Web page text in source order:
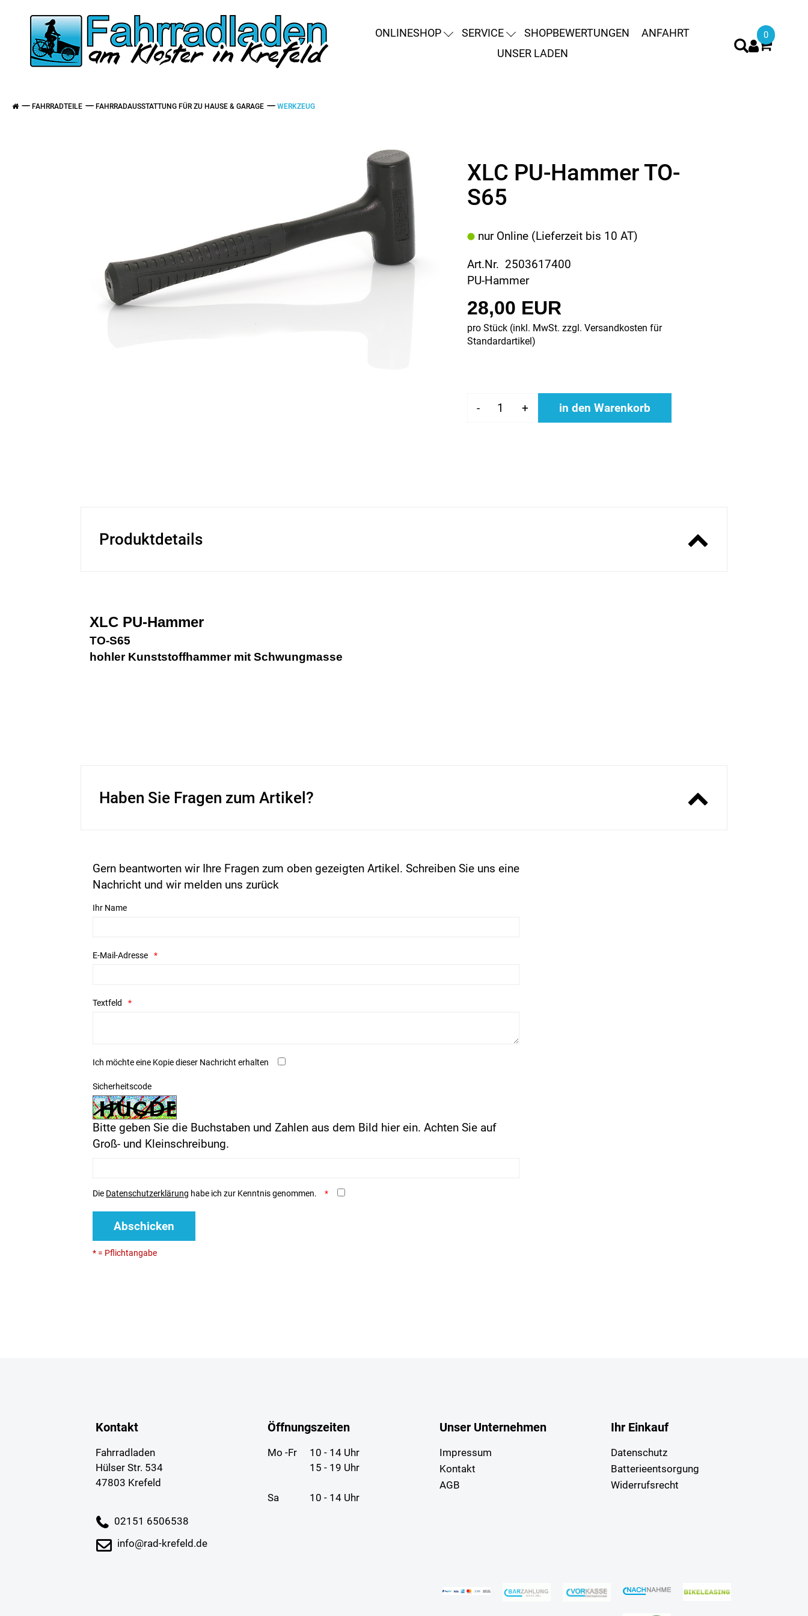
ONLINESHOP SERVICE SHOPBEWERTUNGEN
ANFAHRT
UNSER LADEN
0
FAHRRADTEILE FAHRRADAUSSTATTUNG FÜR ZU HAUSE & GARAGE WERKZEUG
XLC PU-Hammer TO-
S65
nur Online (Lieferzeit bis 10 AT)
Art.Nr. 2503617400
PU-Hammer
28,00 EUR
pro Stück (inkl. MwSt. zzgl. Versandkosten für
Standardartikel)
- + in den Warenkorb
Produktdetails
XLC PU-Hammer
TO-S65
hohler Kunststoffhammer mit Schwungmasse
Haben Sie Fragen zum Artikel?
Gern beantworten wir Ihre Fragen zum oben gezeigten Artikel. Schreiben Sie uns eine
Nachricht und wir melden uns zurück
Ihr Name
E-Mail-Adresse
Textfeld
Ich möchte eine Kopie dieser Nachricht erhalten
Sicherheitscode
Bitte geben Sie die Buchstaben und Zahlen aus dem Bild hier ein. Achten Sie auf
Groß- und Kleinschreibung.
Die Datenschutzerklärung habe ich zur Kenntnis genommen.
Abschicken
* = Pflichtangabe
Kontakt
Fahrradladen
Hülser Str. 534
47803 Krefeld
02151 6506538
info@rad-krefeld.de
Öffnungszeiten
Mo -Fr
10 - 14 Uhr
15 - 19 Uhr
Sa 10 - 14 Uhr
Unser Unternehmen
Impressum
Kontakt
AGB
Ihr Einkauf
Datenschutz
Batterieentsorgung
Widerrufsrecht